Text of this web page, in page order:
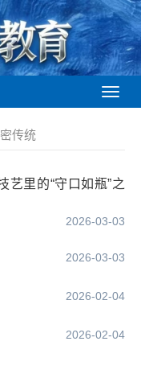
传统
艺里的“守口如瓶”之
2026-03-03
2026-03-03
2026-02-04
2026-02-04